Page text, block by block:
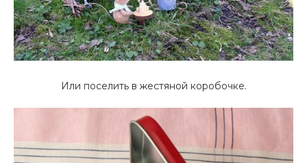
Или поселить в жестяной коробочке.